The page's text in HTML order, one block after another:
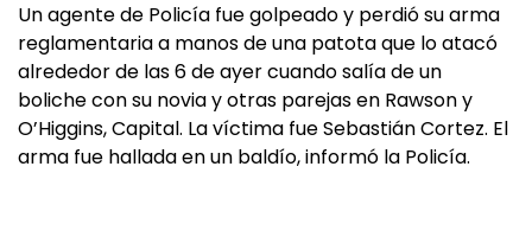
Un agente de Policía fue golpeado y perdió su arma
reglamentaria a manos de una patota que lo atacó
alrededor de las 6 de ayer cuando salía de un
boliche con su novia y otras parejas en Rawson y
O’Higgins, Capital. La víctima fue Sebastián Cortez. El
arma fue hallada en un baldío, informó la Policía.